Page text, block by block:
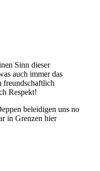
Sinn dieser
auch immer das
freundschaftlich
Respekt!
beleidigen uns no
in Grenzen hier